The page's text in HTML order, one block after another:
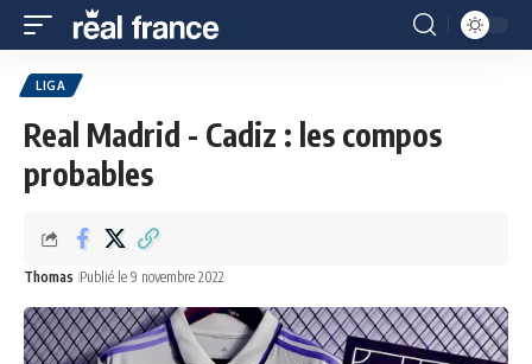
LIGA
Real Madrid - Cadiz : les compos
probables
Thomas Publié le 9 novembre 2022